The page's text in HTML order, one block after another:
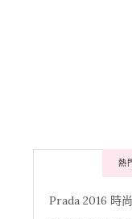
熱
Prada 2016 時